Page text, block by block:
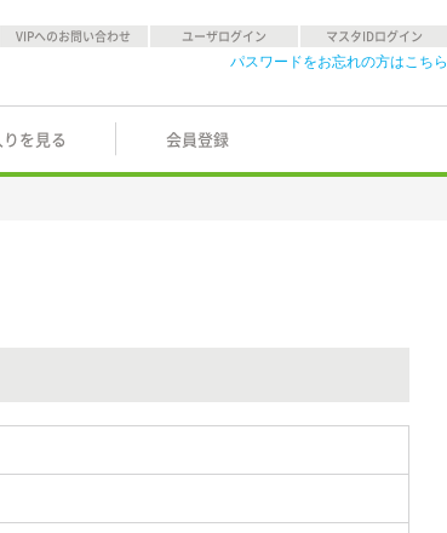
VIPへのお問い合わせ ユーザログイン マスタIDログイン
パスワードをお忘れの方はこちら
を見る 会員登録